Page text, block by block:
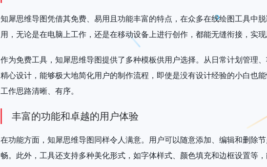
知犀思维导图凭借其免费、易用且功能丰富的特点，在众多在线绘图工具中
用，无论是在电脑上工作，还是在移动设备上进行创作，都能无缝衔接，实现
作为免费工具，知犀思维导图提供了多种模板供用户选择。从日常计划管理
精心设计，能够极大地简化用户的制作流程，即使是没有设计经验的小白也
工作思路清晰、有序。
丰富的功能和卓越的用户体验
在功能方面，知犀思维导图同样令人满意。用户可以随意添加、编辑和删除
畅。此外，工具还支持多种美化形式，如字体样式、颜色填充和边框设置等